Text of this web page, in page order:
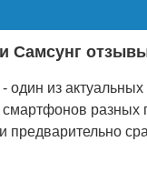
Самсунг
из
разных